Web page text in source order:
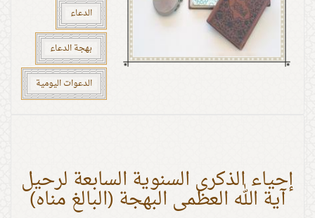
الدعاء
بهجة الدعاء
الدعوات اليومية
إحياء الذكرى السنوية السابعة لرحيل
آية الله العظمى البهجة (البالغ مناه)